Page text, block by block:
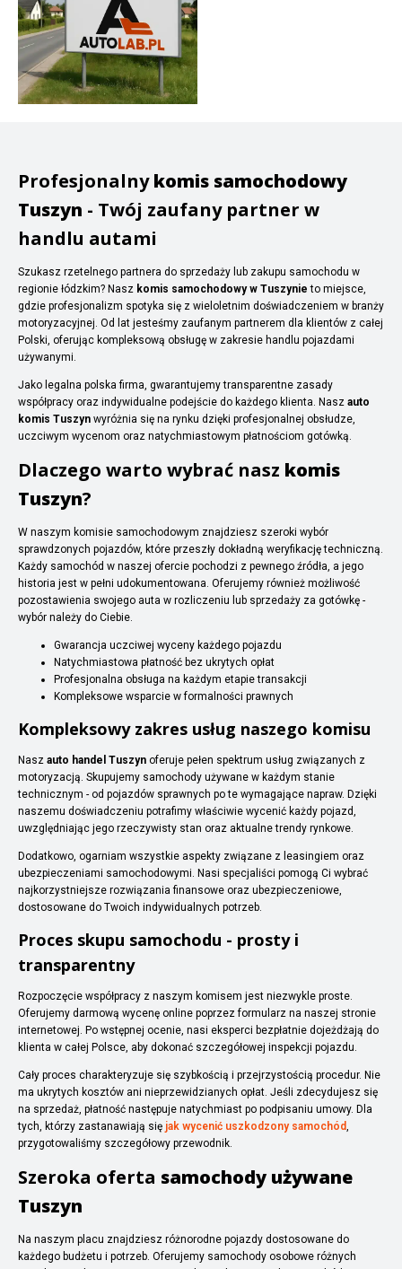
Profesjonalnykomis samochodowy
Tuszyn - Twój zaufany partner w
handlu autami
Szukasz rzetelnego partnera do sprzedaży lub zakupu samochodu w
regionie łódzkim? Nasz komis samochodowy w Tuszynie to miejsce,
gdzie profesjonalizm spotyka się z wieloletnim doświadczeniem w branży
motoryzacyjnej. Od lat jesteśmy zaufanym partnerem dla klientów z całej
Polski, oferując kompleksową obsługę w zakresie handlu pojazdami
używanymi.
Jako legalna polska firma, gwarantujemy transparentne zasady
współpracy oraz indywidualne podejście do każdego klienta. Nasz auto
komis Tuszyn wyróżnia się na rynku dzięki profesjonalnej obsłudze,
uczciwym wycenom oraz natychmiastowym płatnościom gotówką.
Dlaczego warto wybrać nasz komis
Tuszyn?
W naszym komisie samochodowym znajdziesz szeroki wybór
sprawdzonych pojazdów, które przeszły dokładną weryfikację techniczną.
Każdy samochód w naszej ofercie pochodzi z pewnego źródła, a jego
historia jest w pełni udokumentowana. Oferujemy również możliwość
pozostawienia swojego auta w rozliczeniu lub sprzedaży za gotówkę -
wybór należy do Ciebie.
Gwarancja uczciwej wyceny każdego pojazdu
Natychmiastowa płatność bez ukrytych opłat
Profesjonalna obsługa na każdym etapie transakcji
Kompleksowe wsparcie w formalności prawnych
Kompleksowy zakres usług naszego komisu
Nasz auto handel Tuszyn oferuje pełen spektrum usług związanych z
motoryzacją. Skupujemy samochody używane w każdym stanie
technicznym - od pojazdów sprawnych po te wymagające napraw. Dzięki
naszemu doświadczeniu potrafimy właściwie wycenić każdy pojazd,
uwzględniając jego rzeczywisty stan oraz aktualne trendy rynkowe.
Dodatkowo, ogarniam wszystkie aspekty związane z leasingiem oraz
ubezpieczeniami samochodowymi. Nasi specjaliści pomogą Ci wybrać
najkorzystniejsze rozwiązania finansowe oraz ubezpieczeniowe,
dostosowane do Twoich indywidualnych potrzeb.
Proces skupu samochodu - prosty i
transparentny
Rozpoczęcie współpracy z naszym komisem jest niezwykle proste.
Oferujemy darmową wycenę online poprzez formularz na naszej stronie
internetowej. Po wstępnej ocenie, nasi eksperci bezpłatnie dojeżdżają do
klienta w całej Polsce, aby dokonać szczegółowej inspekcji pojazdu.
Cały proces charakteryzuje się szybkością i przejrzystością procedur. Nie
ma ukrytych kosztów ani nieprzewidzianych opłat. Jeśli zdecydujesz się
na sprzedaż, płatność następuje natychmiast po podpisaniu umowy. Dla
tych, którzy zastanawiają się jak wycenić uszkodzony samochód,
przygotowaliśmy szczegółowy przewodnik.
Szeroka oferta samochody używane
Tuszyn
Na naszym placu znajdziesz różnorodne pojazdy dostosowane do
każdego budżetu i potrzeb. Oferujemy samochody osobowe różnych